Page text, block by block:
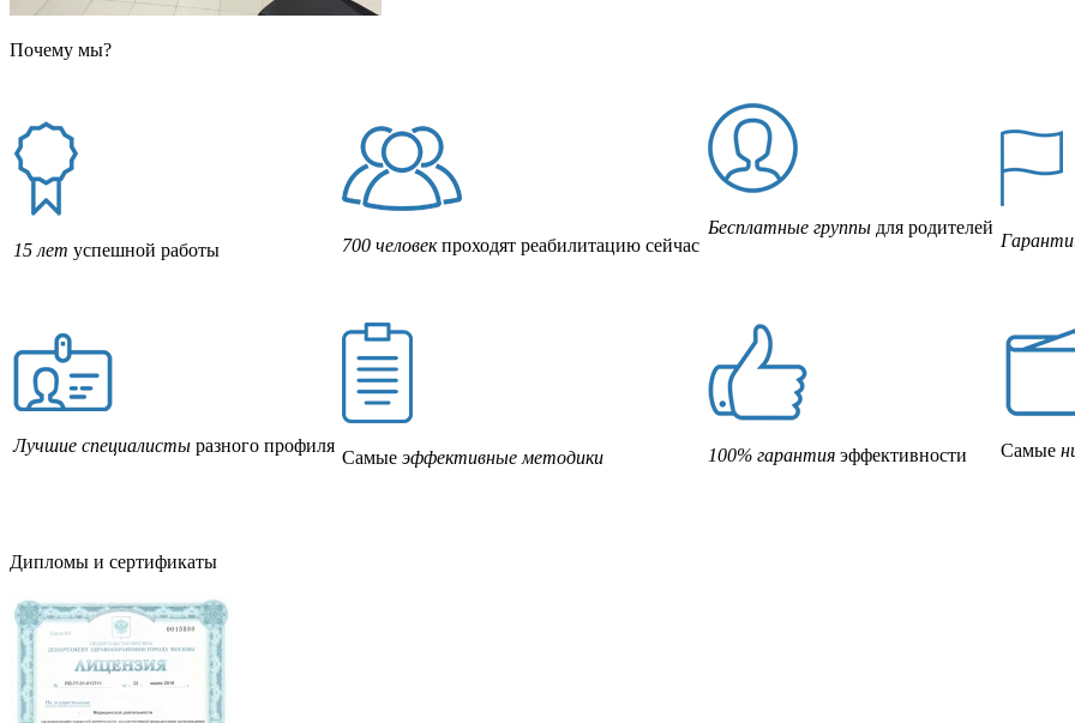
Почему мы?
15 лет успешной работы 700 человекпроходят реабилитацию сейчас
Бесплатные группы для родителей
Лучшие специалисты разного профиля
Самые эффективные методики 100% гарантия эффективности Самые
Дипломы и сертификаты